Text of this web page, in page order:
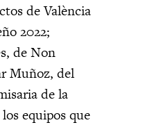
de València
2022;
de Non
Muñoz, del
de la
equipos que